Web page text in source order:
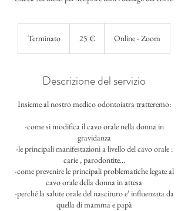
Terminato
i
a
o
25 € Online - Zoom
Descrizione del servizio
Insieme al nostro medico odontoiatra tratteremo:
-come si modifica il cavo orale nella donna in
gravidanza
-le principali manifestazioni a livello del cavo orale :
carie , parodontite...
-come prevenire le principali problematiche legate al
cavo orale della donna in attesa
-perché la salute orale del nascituro e’ influenzata da
quella di mamma e papà